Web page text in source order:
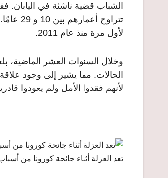
لأول مرة منذ عام 2011.
الحالات. مما يشير إلى وجود
لأنهم فقدوا الأمل ولم يعودوا
تعد العزلة أثناء جائحة كورونا من